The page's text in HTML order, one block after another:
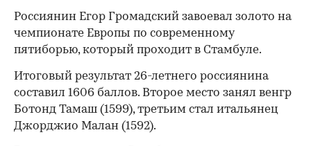
Россиянин Егор Громадский завоевал золото на
чемпионате Европы по современному
пятиборью, который проходит в Стамбуле.
Итоговый результат 26-летнего россиянина
составил 1606 баллов. Второе место занял венгр
Ботонд Тамаш (1599), третьим стал итальянец
Джорджио Малан (1592).